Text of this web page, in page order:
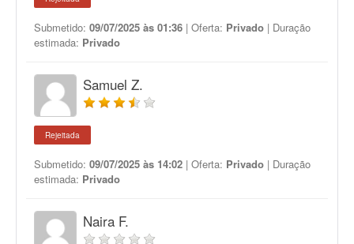
Submetido: 09/07/2025 às 01:36 | Oferta: Privado | Duração
estimada: Privado
Samuel Z.
Rejeitada
Submetido: 09/07/2025 às 14:02 | Oferta: Privado | Duração
estimada: Privado
Naira F.